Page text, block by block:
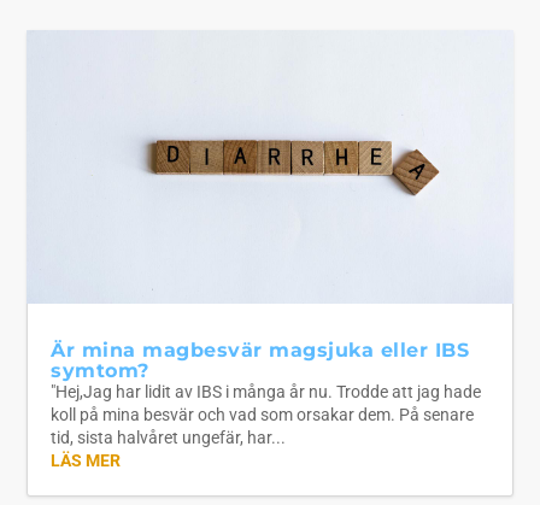
Är mina magbesvär magsjuka eller IBS
symtom?
"Hej,Jag har lidit av IBS i många år nu. Trodde att jag hade
koll på mina besvär och vad som orsakar dem. På senare
tid, sista halvåret ungefär, har...
LÄS MER